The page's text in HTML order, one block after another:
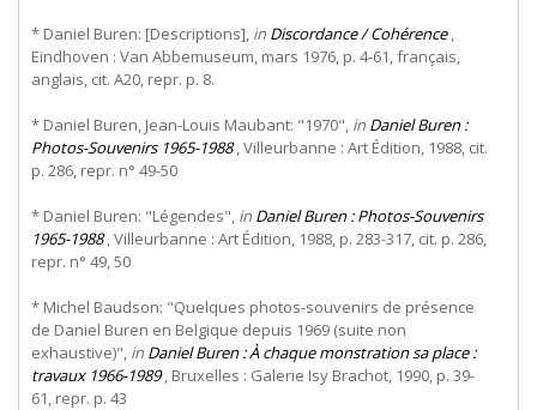
* Daniel Buren: [Descriptions], in Discordance / Cohérence,
Eindhoven : Van Abbemuseum, mars 1976, p. 4-61, français,
anglais, cit. A20, repr. p. 8.
* Daniel Buren, Jean-Louis Maubant: "1970", in Daniel Buren :
Photos-Souvenirs 1965-1988, Villeurbanne : Art Édition, 1988, cit.
p. 286, repr. n° 49-50
* Daniel Buren: "Légendes", in Daniel Buren : Photos-Souvenirs
1965-1988, Villeurbanne : Art Édition, 1988, p. 283-317, cit. p. 286,
repr. n° 49, 50
* Michel Baudson: "Quelques photos-souvenirs de présence
de Daniel Buren en Belgique depuis 1969 (suite non
exhaustive)", in Daniel Buren : À chaque monstration sa place :
travaux 1966-1989, Bruxelles : Galerie Isy Brachot, 1990, p. 39-
61, repr. p. 43